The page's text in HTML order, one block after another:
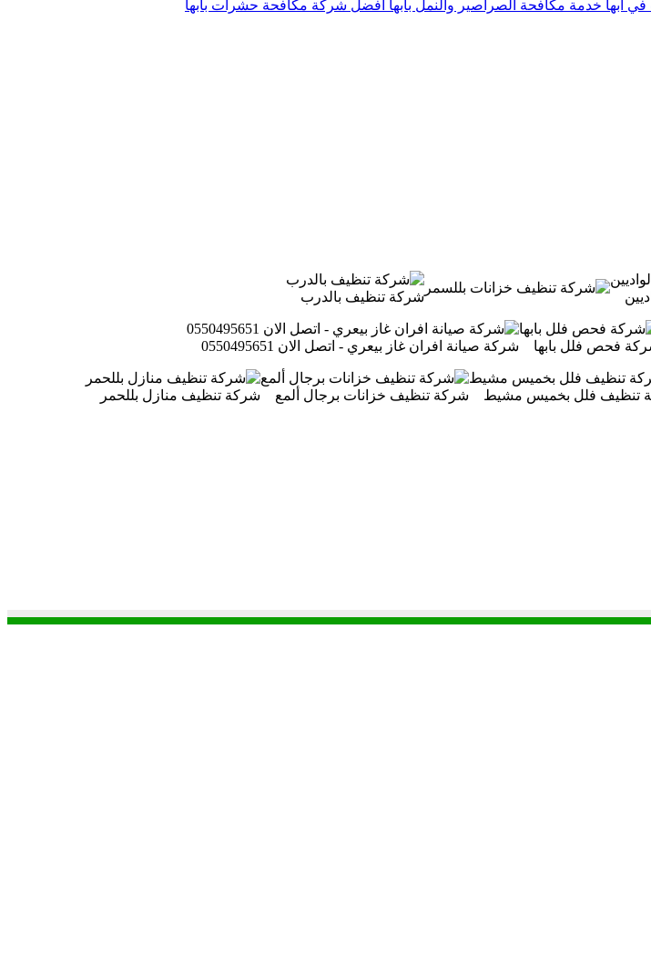
شركة تنظيف بالدرب
فحص فلل بابها شركة صيانة افران غاز بيعري - اتصل الان 0550495651
تنظيف فلل بخميس مشيط شركة تنظيف خزانات برجال ألمع شركة تنظيف منازل بللحمر